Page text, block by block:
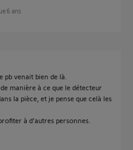
6 ans
pb venait bien de là.
manière à ce que le détecteur
la pièce, et je pense que celà les
à d’autres personnes.